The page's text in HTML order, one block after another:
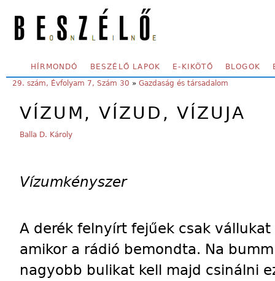
SECONDARY MENU
HÍRMONDÓ BESZÉLŐ LAPOK E-KIKÖTŐ BLOGOK
YOU ARE HERE:
29. szám, Évfolyam 7, Szám 30 » Gazdaság és társadalom
VÍZUM, VÍZUD, VÍZUJA
Balla D. Károly
Vízumkényszer
A derék felnyírt fejűek csak
amikor a rádió bemondta. Na
nagyobb bulikat kell majd csinálni